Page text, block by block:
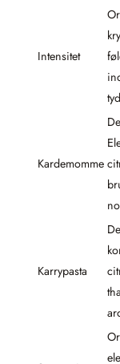
Intensitet
Kardemomme
Karrypasta